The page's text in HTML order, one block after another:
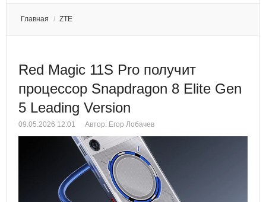
Главная / ZTE
Red Magic 11S Pro получит
процессор Snapdragon 8 Elite Gen
5 Leading Version
09.05.2026 12:01 Автор: Егор Лобачев